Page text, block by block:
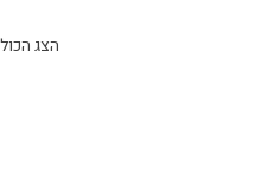
הצג הכול